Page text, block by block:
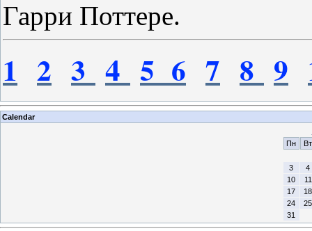
Гарри Поттере.
1 2 3 4 5 6 7 8 9
Calendar
Пн
Вт
3
4
10
11
17
18
24
25
31